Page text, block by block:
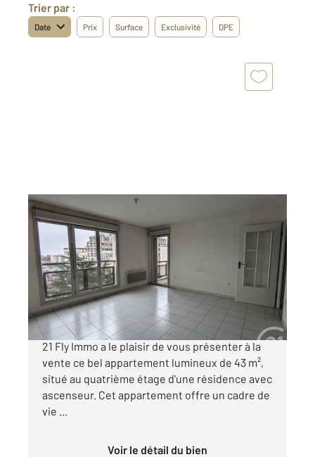
Trier par :
Date Prix Surface Exclusivité DPE
COLOMIERS 31
43,05 m2, 2 pièces
Ref : 24286
Appartement F2 à vendre
143 100 €
COLOMIERS CENTRE - Notre agence Century
21 Fly Immo a le plaisir de vous présenter à la
vente ce bel appartement lumineux de 43 m²,
situé au quatrième étage d'une résidence avec
ascenseur. Cet appartement offre un cadre de
vie ...
Voir le détail du bien